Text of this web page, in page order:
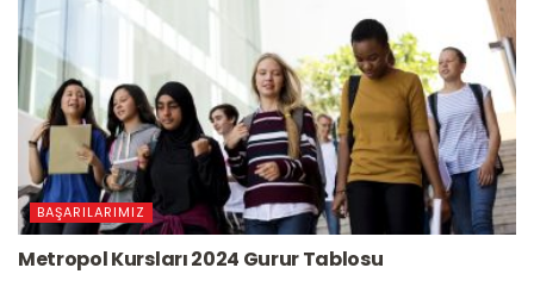
BAŞARILARIMIZ
Metropol Kursları 2024 Gurur Tablosu